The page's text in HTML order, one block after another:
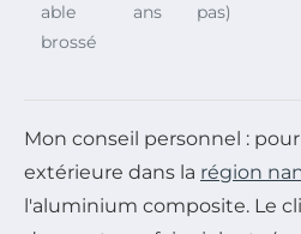
able
brossé
ans
pas)
Mon conseil personnel :
extérieure dans la région
l'aluminium composite. Le